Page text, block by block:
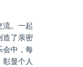
流。一起
造了亲密
会中，每
显个人